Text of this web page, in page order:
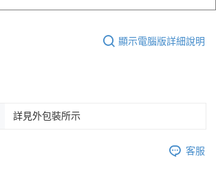
顯示電腦版詳細說明
詳見外包裝所示
客服